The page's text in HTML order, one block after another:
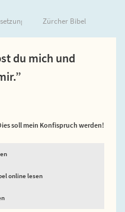
Zürcher Bibel
du mich und
soll mein Konfispruch werden!
online lesen